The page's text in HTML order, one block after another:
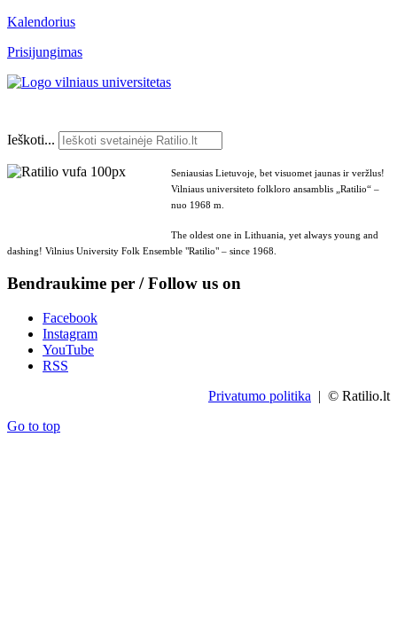
Kalendorius
Prisijungimas
Ieškoti...
Seniausias Lietuvoje, bet visuomet jaunas ir veržlus!
Vilniaus universiteto folkloro ansamblis „Ratilio“ –
nuo 1968 m.
The oldest one in Lithuania, yet always young and
dashing! Vilnius University Folk Ensemble "Ratilio" – since 1968.
Bendraukime per / Follow us on
Facebook
Instagram
YouTube
RSS
Privatumo politika | © Ratilio.lt
Go to top